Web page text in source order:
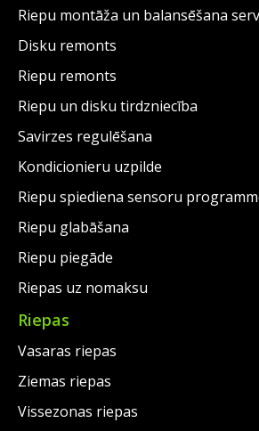
Riepu montāža un balansēšana
Disku remonts
Riepu remonts
Riepu un disku tirdzniecība
Savirzes regulēšana
Kondicionieru uzpilde
Riepu spiediena sensoru
Riepu glabāšana
Riepu piegāde
Riepas uz nomaksu
Riepas
Vasaras riepas
Ziemas riepas
Vissezonas riepas